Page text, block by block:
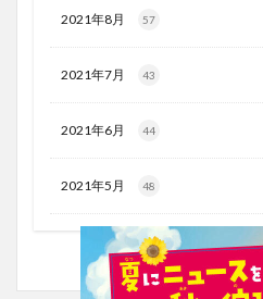
2021年8月 57
2021年7月 43
2021年6月 44
2021年5月 48